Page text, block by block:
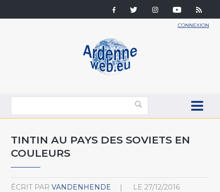
CONNEXION
TINTIN AU PAYS DES SOVIETS EN
COULEURS
ÉCRIT PAR VANDENHENDE LE 27/12/2016